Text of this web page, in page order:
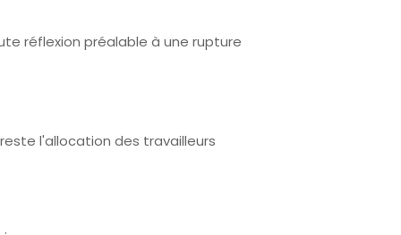
réflexion préalable à une rupture
l'allocation des travailleurs